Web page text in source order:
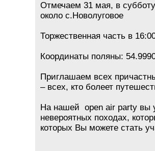
Отмечаем 31 мая, в
около с.Новолуговое
Торжественная часть в
Координаты поляны:
Приглашаем всех
– всех, кто болеет
На нашей open air party вы
невероятных походах,
которых Вы можете стать